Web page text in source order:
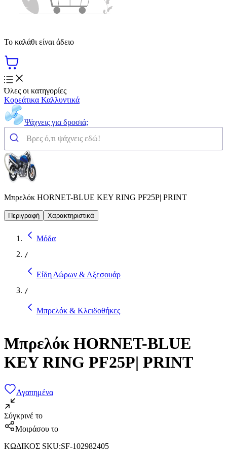
Το καλάθι είναι άδειο
Όλες οι κατηγορίες
Κορεάτικα Καλλυντικά
Ψάχνεις για δροσιά;
Μπρελόκ HORNET-BLUE KEY RING PF25P| PRINT
Περιγραφή Χαρακτηριστικά
Μόδα
/
Είδη Δώρων & Αξεσουάρ
/
Μπρελόκ & Κλειδοθήκες
Μπρελόκ HORNET-BLUE
KEY RING PF25P| PRINT
Αγαπημένα
Σύγκρινέ το
Μοιράσου το
ΚΩΔΙΚΟΣ SKU:SF-102982405